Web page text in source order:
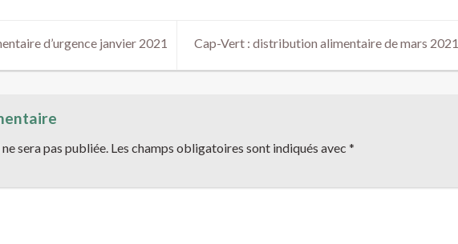
d’urgence janvier 2021 Cap-Vert : distribution alimentaire de mars 2021
sera pas publiée. Les champs obligatoires sont indiqués avec *